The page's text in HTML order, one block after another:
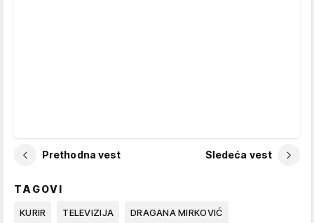
Prethodna vest Sledeća vest
TAGOVI
KURIR TELEVIZIJA DRAGANA MIRKOVIĆ